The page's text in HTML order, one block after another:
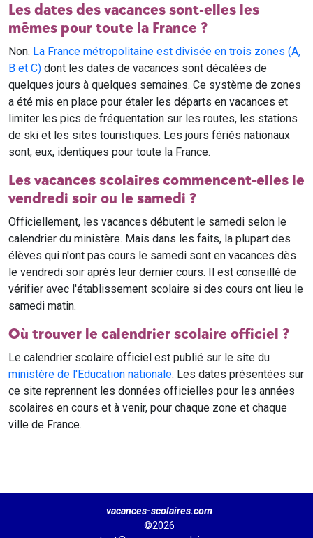
Les dates des vacances sont-elles les
mêmes pour toute la France ?
Non. La France métropolitaine est divisée en trois zones (A,
B et C) dont les dates de vacances sont décalées de
quelques jours à quelques semaines. Ce système de zones
a été mis en place pour étaler les départs en vacances et
limiter les pics de fréquentation sur les routes, les stations
de ski et les sites touristiques. Les jours fériés nationaux
sont, eux, identiques pour toute la France.
Les vacances scolaires commencent-elles le
vendredi soir ou le samedi ?
Officiellement, les vacances débutent le samedi selon le
calendrier du ministère. Mais dans les faits, la plupart des
élèves qui n'ont pas cours le samedi sont en vacances dès
le vendredi soir après leur dernier cours. Il est conseillé de
vérifier avec l'établissement scolaire si des cours ont lieu le
samedi matin.
Où trouver le calendrier scolaire officiel ?
Le calendrier scolaire officiel est publié sur le site du
ministère de l'Education nationale. Les dates présentées sur
ce site reprennent les données officielles pour les années
scolaires en cours et à venir, pour chaque zone et chaque
ville de France.
vacances-scolaires.com
©2026